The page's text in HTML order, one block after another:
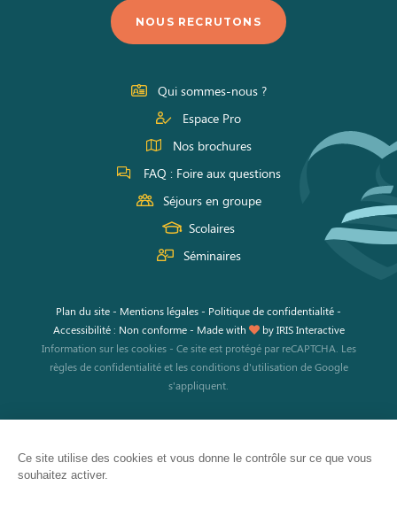
Ce site utilise des cookies et vous donne le contrôle sur ce que vous
souhaitez activer.
nous
sur
Facebook
nous
sur
Instagram
nous
sur
Youtube
NOUS RECRUTONS
Qui sommes-nous ?
Espace Pro
Nos brochures
FAQ : Foire aux questions
Séjours en groupe
Scolaires
Séminaires
Plan du site- Mentions légales- Politique de confidentialité-
Accessibilité : Non conforme - Made with byIRIS Interactive
Information sur les cookies- Ce site est protégé par reCAPTCHA. Les
règles de confidentialitéet lesconditions d'utilisation de Google
s'appliquent.